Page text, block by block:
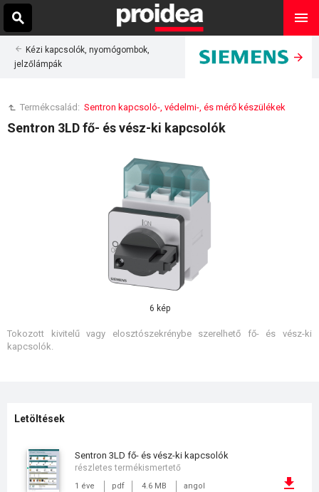
Kézi kapcsolók, nyomógombok,
jelzőlámpák
Termékcsalád: Sentron kapcsoló-, védelmi-, és mérő készülékek
Sentron 3LD fő- és vész-ki kapcsolók
6 kép
Tokozott kivitelű vagy elosztószekrénybe szerelhető fő- és vész-ki
kapcsolók.
Letöltések
Sentron 3LD fő- és vész-ki kapcsolók
1 éve pdf 4.6 MB angol
részletes termékismertető